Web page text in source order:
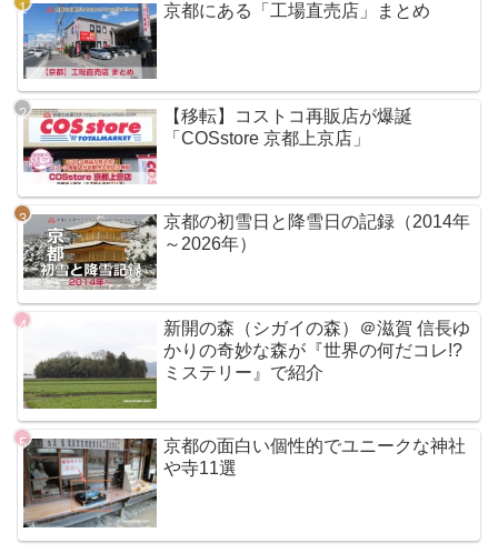
京都にある「工場直売店」まとめ
【移転】コストコ再販店が爆誕
「COSstore 京都上京店」
京都の初雪日と降雪日の記録（2014年
～2026年）
新開の森（シガイの森）＠滋賀 信長ゆ
かりの奇妙な森が『世界の何だコレ!?
ミステリー』で紹介
京都の面白い個性的でユニークな神社
や寺11選